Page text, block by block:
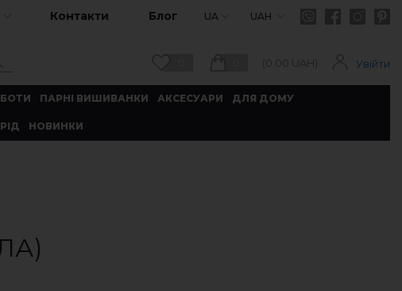
Контакти Блог UA UAH
(0.00 UAH) Увійти
ПАРНІ ВИШИВАНКИ АКСЕСУАРИ ДЛЯ ДОМУ
НОВИНКИ